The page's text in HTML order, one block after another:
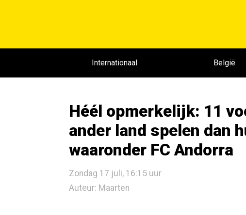
Internationaal België
Héél opmerkelijk: 11
ander land spelen dan
waaronder FC Andorra
Zondag 17 juli, 16:15 uur
Auteur: Maarten